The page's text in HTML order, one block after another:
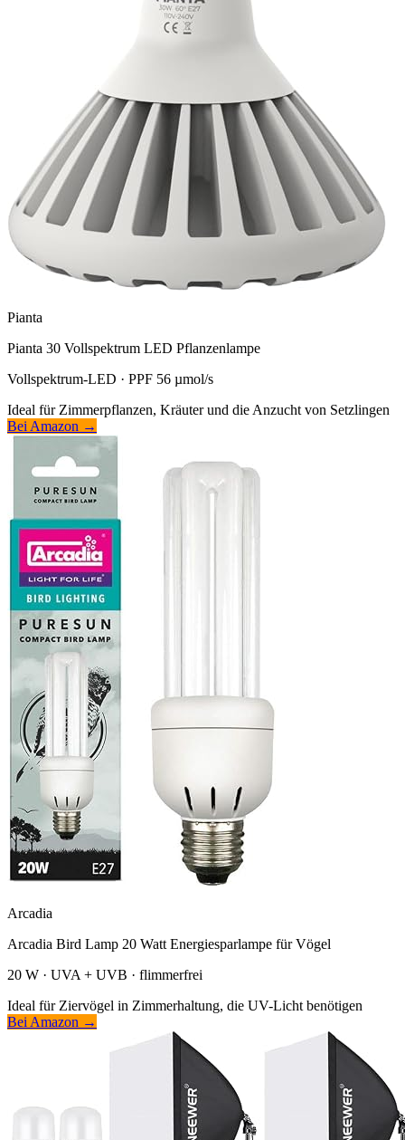
Pianta
Pianta 30 Vollspektrum LED Pflanzenlampe
Vollspektrum-LED · PPF 56 µmol/s
Ideal für Zimmerpflanzen, Kräuter und die Anzucht von Setzlingen
Bei Amazon →
Arcadia
Arcadia Bird Lamp 20 Watt Energiesparlampe für Vögel
20 W · UVA + UVB · flimmerfrei
Ideal für Ziervögel in Zimmerhaltung, die UV-Licht benötigen
Bei Amazon →